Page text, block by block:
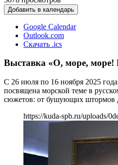
Добавить в календарь
Google Calendar
Outlook.com
Скачать .ics
Выставка «О, море, море!
С 26 июля по 16 ноября 2025
посвящена морской теме в
сюжетов: от бушующих штормов
https://kuda-spb.ru/uploads/